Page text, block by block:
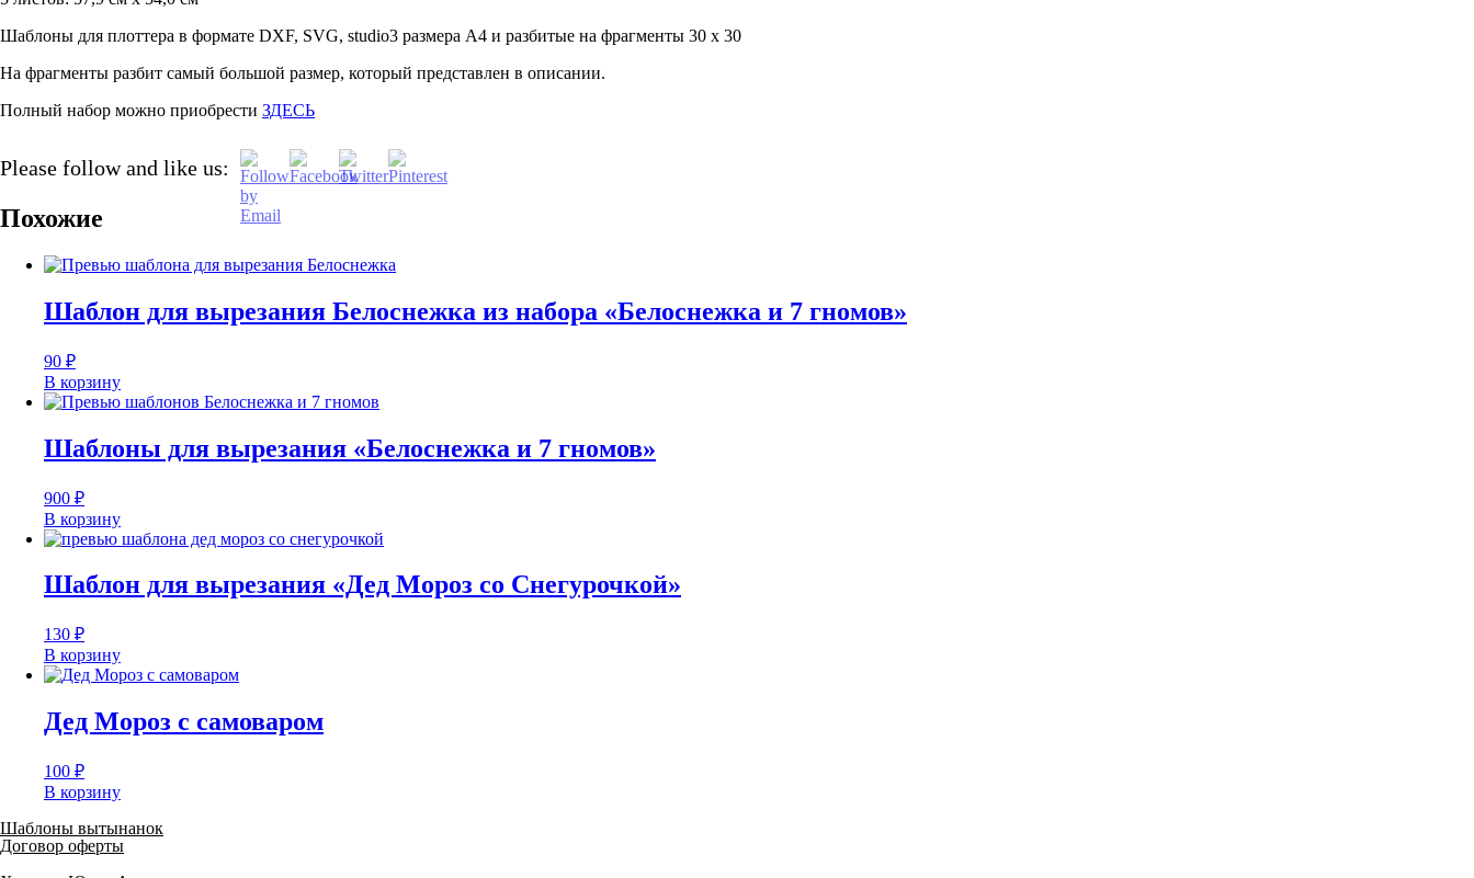
Шаблоны для плоттера в формате DXF, SVG, studio3 размера А4 и разбитые на фрагменты 30 х 30
На фрагменты разбит самый большой размер, который представлен в описании.
Полный набор можно приобрести ЗДЕСЬ
Please follow and like us:
Похожие
Шаблон для вырезания Белоснежка из набора «Белоснежка и 7 гномов»
90 ₽
В корзину
Шаблоны для вырезания «Белоснежка и 7 гномов»
900 ₽
В корзину
Шаблон для вырезания «Дед Мороз со Снегурочкой»
130 ₽
В корзину
Дед Мороз с самоваром
100 ₽
В корзину
Шаблоны вытынанок
Договор оферты